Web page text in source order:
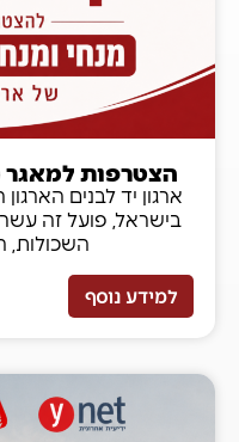
הצטרפות למאגר
ארגון יד לבנים
בישראל, פועל זה
השכולות,
למידע נוסף